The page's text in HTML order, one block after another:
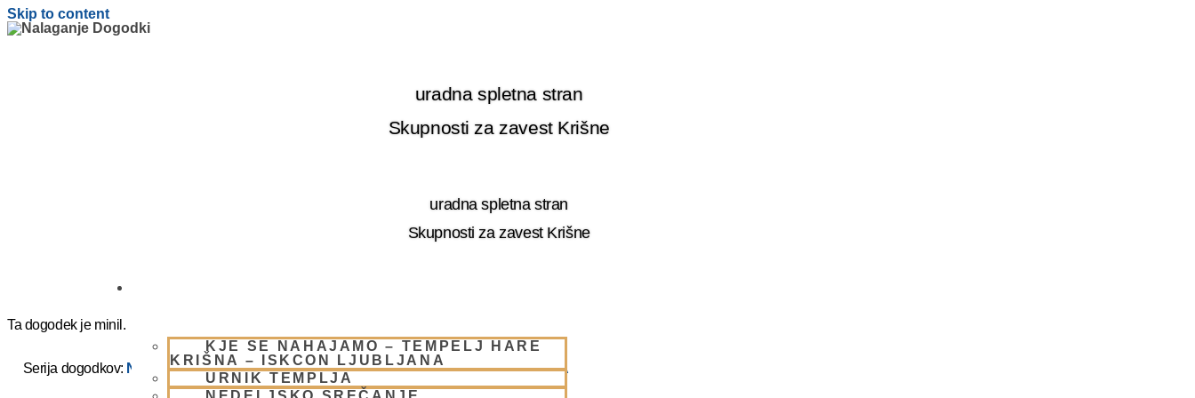
Skip to content
uradna spletna stran
Skupnosti za zavest Krišne
uradna spletna stran
Skupnosti za zavest Krišne
KJE SE NAHAJAMO – TEMPELJ HARE
KRIŠNA – ISKCON LJUBLJANA
URNIK TEMPLJA
Ta dogodek je minil.
Serija dogodkov: NEDELJSKO SREČANJE – CENTER HARE KRIŠNA LJUBLJANA